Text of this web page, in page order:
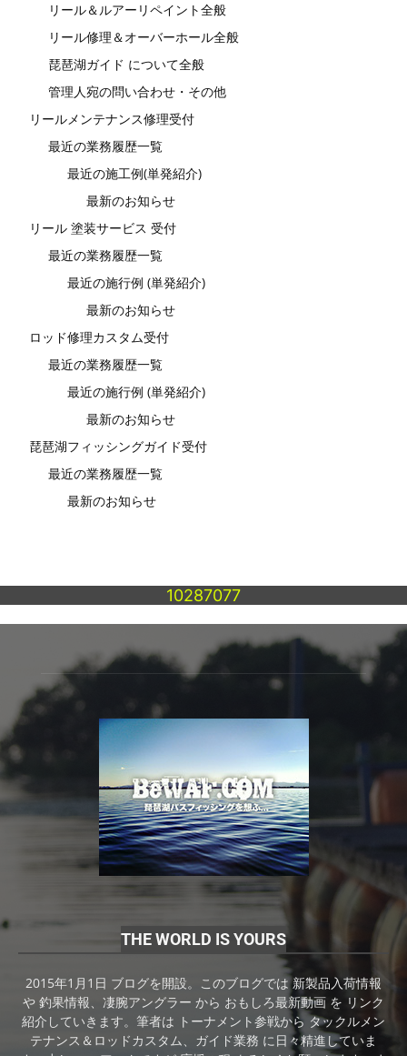
リール＆ルアーリペイント全般
リール修理＆オーバーホール全般
琵琶湖ガイド について全般
管理人宛の問い合わせ・その他
リールメンテナンス修理受付
最近の業務履歴一覧
最近の施工例(単発紹介)
最新のお知らせ
リール 塗装サービス 受付
最近の業務履歴一覧
最近の施行例 (単発紹介)
最新のお知らせ
ロッド修理カスタム受付
最近の業務履歴一覧
最近の施行例 (単発紹介)
最新のお知らせ
琵琶湖フィッシングガイド受付
最近の業務履歴一覧
最新のお知らせ
10287077
THE WORLD IS YOURS
2015年1月1日 ブログを開設。このブログでは 新製品入荷情報
や 釣果情報、凄腕アングラー から おもしろ最新動画 を リンク
紹介していきます。筆者は トーナメント参戦から タックルメン
テナンス＆ロッドカスタム、ガイド業務 に日々精進していま